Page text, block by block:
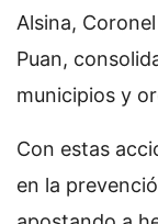
Alsina,
Puan,
municipios y
Con estas
en la